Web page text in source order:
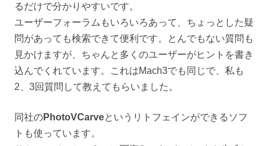
るだけで分かりやすいです。
ユーザーフォーラムもいろいろあって、ちょっとした疑
問があっても検索できて便利です。とんでもない質問も
見かけますが、ちゃんと多くのユーザーがヒントを書き
込んでくれています。これはMach3でも同じで、私も
2、3回質問して教えてもらいました。
同社のPhotoVCarveというリトフェインができるソフ
トも使っています。